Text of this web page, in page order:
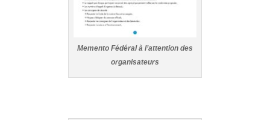
Memento Fédéral à l’attention des
organisateurs